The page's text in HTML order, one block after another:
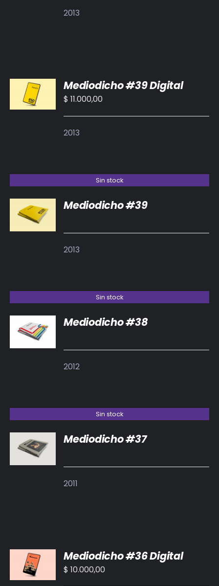
2013
AL
CARRITO
/
Mediodicho #39 Digital
$ 11.000,00
2013
Sin stock
DETALLES
Mediodicho #39
2013
Sin stock
DETALLES
Mediodicho #38
2012
Sin stock
DETALLES
Mediodicho #37
2011
AL
CARRITO
/
Mediodicho #36 Digital
$ 10.000,00